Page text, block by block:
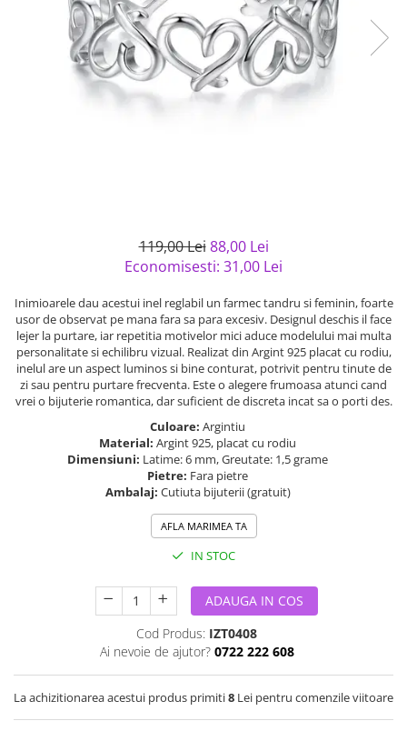
semipretioase
Bijuterii argint placat cu aur
Bijuterii argint cu diverse
Bijuterii de Lux
Bijuterii gotice si rock
Bijuterii Handmade
Solutii si lavete de curatare
119,00 Lei 88,00 Lei
Economisesti: 31,00 Lei
Inimioarele dau acestui inel reglabil un farmec tandru si feminin, foarte
usor de observat pe mana fara sa para excesiv. Designul deschis il face
lejer la purtare, iar repetitia motivelor mici aduce modelului mai multa
personalitate si echilibru vizual. Realizat din Argint 925 placat cu rodiu,
inelul are un aspect luminos si bine conturat, potrivit pentru tinute de
zi sau pentru purtare frecventa. Este o alegere frumoasa atunci cand
vrei o bijuterie romantica, dar suficient de discreta incat sa o porti des.
Culoare: Argintiu
Material: Argint 925, placat cu rodiu
Dimensiuni: Latime: 6 mm, Greutate: 1,5 grame
Pietre: Fara pietre
Ambalaj: Cutiuta bijuterii (gratuit)
AFLA MARIMEA TA
IN STOC
ADAUGA IN COS
Cod Produs: IZT0408
Ai nevoie de ajutor? 0722 222 608
La achizitionarea acestui produs primiti8 Lei pentru comenzile viitoare